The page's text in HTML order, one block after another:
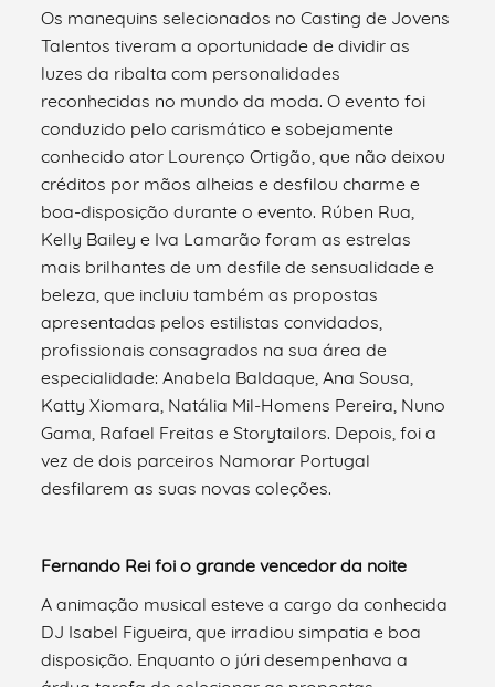
Os manequins selecionados no Casting de Jovens
Talentos tiveram a oportunidade de dividir as
luzes da ribalta com personalidades
reconhecidas no mundo da moda. O evento foi
conduzido pelo carismático e sobejamente
conhecido ator Lourenço Ortigão, que não deixou
créditos por mãos alheias e desfilou charme e
boa-disposição durante o evento. Rúben Rua,
Kelly Bailey e Iva Lamarão foram as estrelas
mais brilhantes de um desfile de sensualidade e
beleza, que incluiu também as propostas
apresentadas pelos estilistas convidados,
profissionais consagrados na sua área de
especialidade: Anabela Baldaque, Ana Sousa,
Katty Xiomara, Natália Mil-Homens Pereira, Nuno
Gama, Rafael Freitas e Storytailors. Depois, foi a
vez de dois parceiros Namorar Portugal
desfilarem as suas novas coleções.
Fernando Rei foi o grande vencedor da noite
A animação musical esteve a cargo da conhecida
DJ Isabel Figueira, que irradiou simpatia e boa
disposição. Enquanto o júri desempenhava a